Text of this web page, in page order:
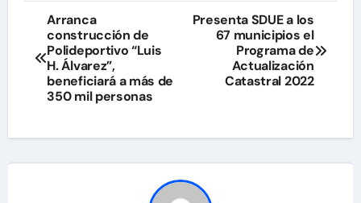
Navegación
de
entradas
Arranca
construcción de
Polideportivo “Luis
H. Álvarez”,
beneficiará a más de
350 mil personas
Presenta SDUE a los
67 municipios el
Programa de
Actualización
Catastral 2022